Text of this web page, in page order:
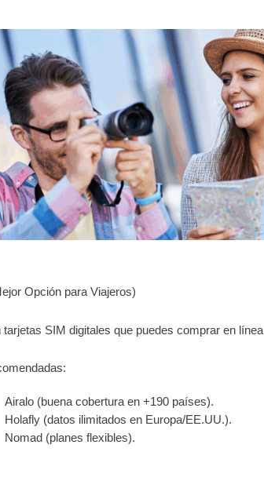
Opción para Viajeros)
tarjetas SIM digitales que puedes comprar en
Airalo (buena cobertura en +190 países).
Holafly (datos ilimitados en Europa/EE.UU.).
Nomad (planes flexibles).